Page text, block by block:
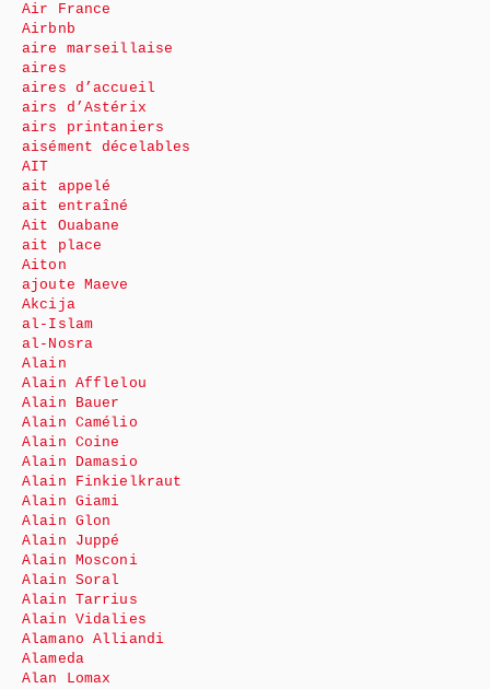
Air France
Airbnb
aire marseillaise
aires
aires d’accueil
airs d’Astérix
airs printaniers
aisément décelables
AIT
ait appelé
ait entraîné
Ait Ouabane
ait place
Aiton
ajoute Maeve
Akcija
al-Islam
al-Nosra
Alain
Alain Afflelou
Alain Bauer
Alain Camélio
Alain Coine
Alain Damasio
Alain Finkielkraut
Alain Giami
Alain Glon
Alain Juppé
Alain Mosconi
Alain Soral
Alain Tarrius
Alain Vidalies
Alamano Alliandi
Alameda
Alan Lomax